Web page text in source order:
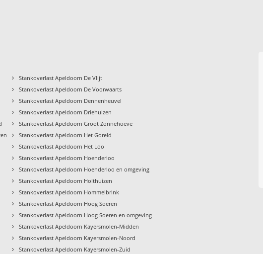
› Stankoverlast Apeldoorn De Vlijt
› Stankoverlast Apeldoorn De Voorwaarts
› Stankoverlast Apeldoorn Dennenheuvel
› Stankoverlast Apeldoorn Driehuizen
› Stankoverlast Apeldoorn Groot Zonnehoeve
› Stankoverlast Apeldoorn Het Goreld
› Stankoverlast Apeldoorn Het Loo
› Stankoverlast Apeldoorn Hoenderloo
› Stankoverlast Apeldoorn Hoenderloo en omgeving
› Stankoverlast Apeldoorn Holthuizen
› Stankoverlast Apeldoorn Hommelbrink
› Stankoverlast Apeldoorn Hoog Soeren
› Stankoverlast Apeldoorn Hoog Soeren en omgeving
› Stankoverlast Apeldoorn Kayersmolen-Midden
› Stankoverlast Apeldoorn Kayersmolen-Noord
› Stankoverlast Apeldoorn Kayersmolen-Zuid